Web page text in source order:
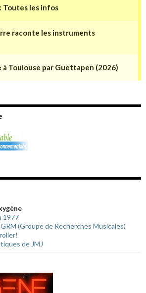
1977
(Groupe de Recherches Musicales)
de JMJ